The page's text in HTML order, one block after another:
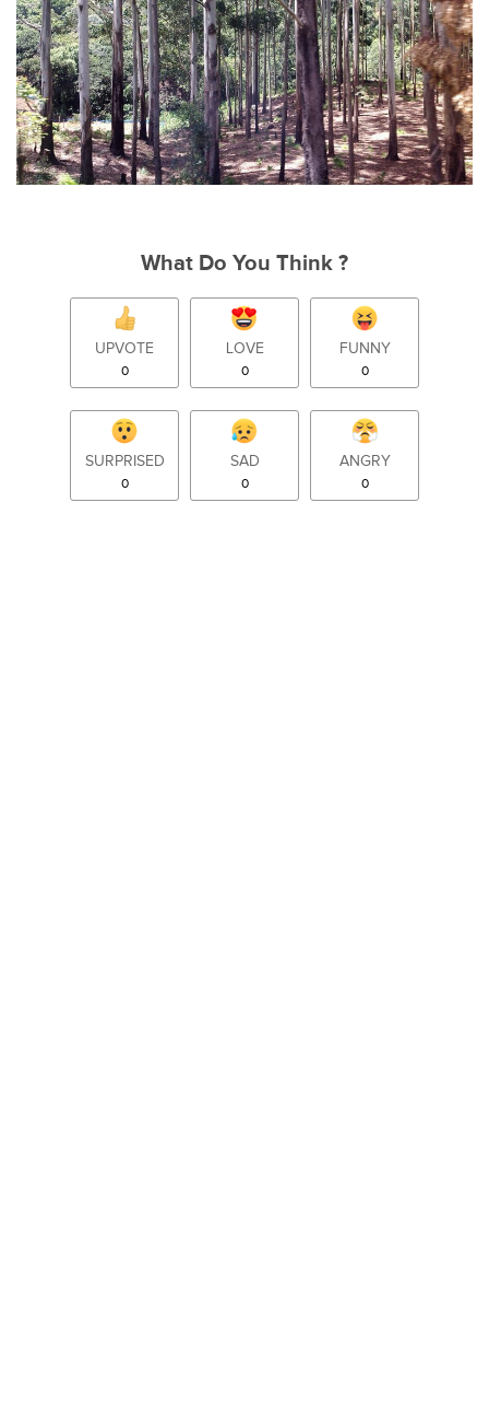
What Do You Think ?
UPVOTE
0
LOVE
0
FUNNY
0
SURPRISED
0
SAD
0
ANGRY
0